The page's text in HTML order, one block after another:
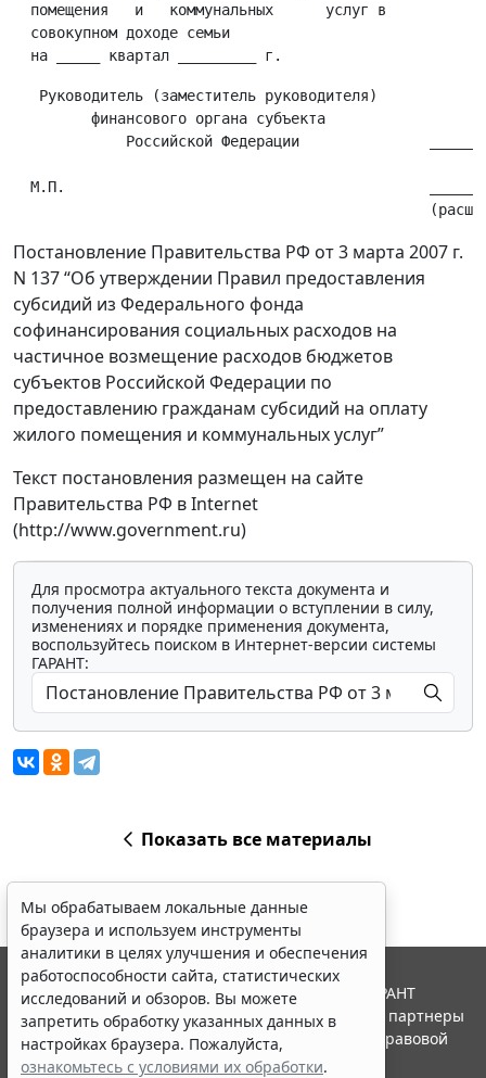
  помещения   и   коммунальных      услуг в
  совокупном доходе семьи
   Руководитель (заместитель руководителя)
         финансового органа субъекта
Российской Федерации
М.П.
Постановление Правительства РФ от 3 марта 2007 г.
N 137 “Об утверждении Правил предоставления
субсидий из Федерального фонда
софинансирования социальных расходов на
частичное возмещение расходов бюджетов
субъектов Российской Федерации по
предоставлению гражданам субсидий на оплату
жилого помещения и коммунальных услуг”
Текст постановления размещен на сайте
Правительства РФ в Internet
(http://www.government.ru)
Для просмотра актуального текста документа и
получения полной информации о вступлении в силу,
изменениях и порядке применения документа,
воспользуйтесь поиском в Интернет-версии системы
ГАРАНТ:
Показать все материалы
Мы обрабатываем локальные данные
браузера и используем инструменты
аналитики в целях улучшения и обеспечения
работоспособности сайта, статистических
исследований и обзоров. Вы можете
запретить обработку указанных данных в
настройках браузера. Пожалуйста,
ознакомьтесь с условиями их обработки.
© ООО "НПП "ГАРАНТ-СЕРВИС", 2026. Система ГАРАНТ
выпускается с 1990 года. Компания "Гарант" и ее партнеры
являются участниками Российской ассоциации правовой
информации ГАРАНТ.